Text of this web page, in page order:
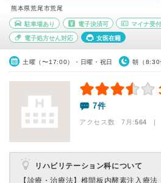
熊本県荒尾市荒尾
駐車場あり 電子決済可 マイナ受付
電子処方せん対応 女医在籍
土曜（〜17:00）・日曜・祝日 朝（8:30
7件
アクセス数 7月:564 |
リハビリテーション科について
【診療・治療法】 椎間板内酵素注入療法